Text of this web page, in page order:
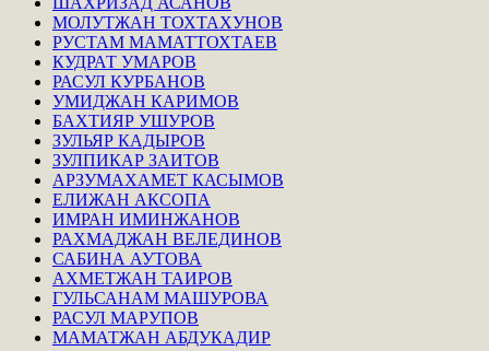
МОЛУТЖАН ТОХТАХУНОВ
РУСТАМ МАМАТТОХТАЕВ
КУДРАТ УМАРОВ
РАСУЛ КУРБАНОВ
УМИДЖАН КАРИМОВ
БАХТИЯР УШУРОВ
ЗУЛЬЯР КАДЫРОВ
ЗУЛПИКАР ЗАИТОВ
АРЗУМАХАМЕТ КАСЫМОВ
ЕЛИЖАН АКСОПА
ИМРАН ИМИНЖАНОВ
РАХМАДЖАН ВЕЛЕДИНОВ
САБИНА АУТОВА
АХМЕТЖАН ТАИРОВ
ГУЛЬСАНАМ МАШУРОВА
РАСУЛ МАРУПОВ
МАМАТЖАН АБДУКАДИР